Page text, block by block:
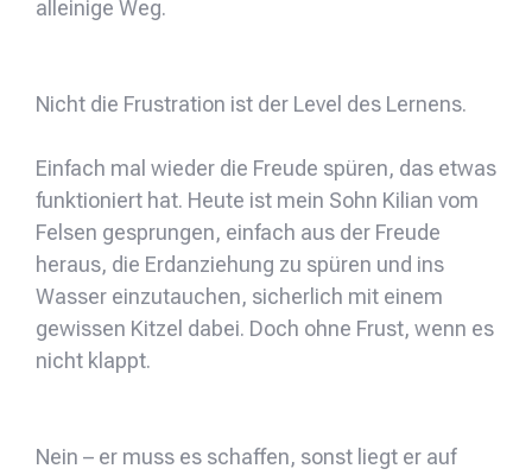
alleinige Weg.
Nicht die Frustration ist der Level des Lernens.
Einfach mal wieder die Freude spüren, das etwas
funktioniert hat. Heute ist mein Sohn Kilian vom
Felsen gesprungen, einfach aus der Freude
heraus, die Erdanziehung zu spüren und ins
Wasser einzutauchen, sicherlich mit einem
gewissen Kitzel dabei. Doch ohne Frust, wenn es
nicht klappt.
Nein – er muss es schaffen, sonst liegt er auf